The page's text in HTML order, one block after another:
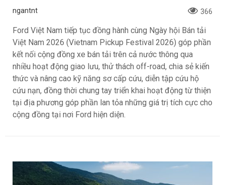
ngantnt 366
Ford Việt Nam tiếp tục đồng hành cùng Ngày hội Bán tải
Việt Nam 2026 (Vietnam Pickup Festival 2026) góp phần
kết nối cộng đồng xe bán tải trên cả nước thông qua
nhiều hoạt động giao lưu, thử thách off-road, chia sẻ kiến
thức và nâng cao kỹ năng sơ cấp cứu, diễn tập cứu hộ
cứu nạn, đồng thời chung tay triển khai hoạt động từ thiện
tại địa phương góp phần lan tỏa những giá trị tích cực cho
cộng đồng tại nơi Ford hiện diện.